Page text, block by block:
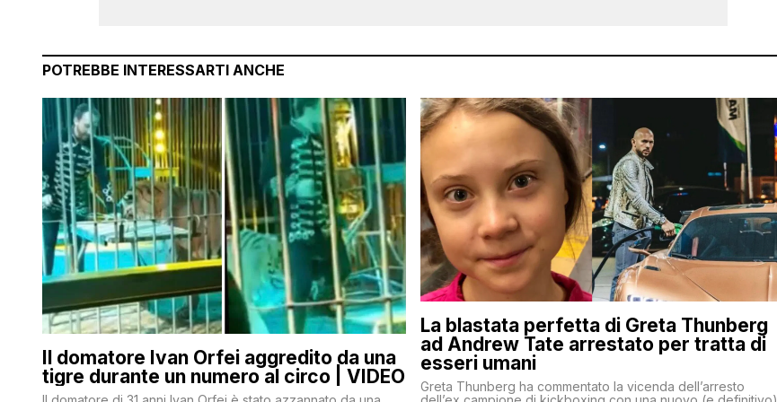
POTREBBE INTERESSARTI ANCHE
Il domatore Ivan Orfei aggredito da una
tigre durante un numero al circo | VIDEO
La blastata perfetta di Greta Thunberg
ad Andrew Tate arrestato per tratta di
esseri umani
Greta Thunberg ha commentato la vicenda dell’arresto